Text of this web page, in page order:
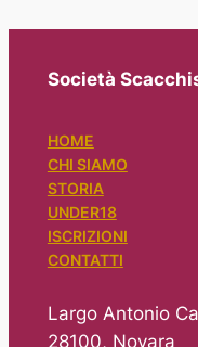
Società
HOME
CHI SIAMO
STORIA
UNDER18
ISCRIZIONI
CONTATTI
Largo Antonio
28100, Novara